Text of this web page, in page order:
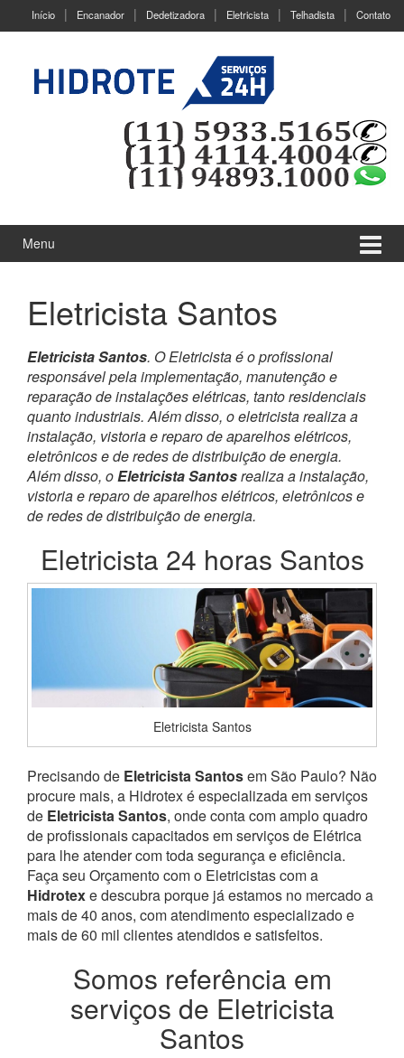
Início Encanador Dedetizadora Eletricista Telhadista Contato
Menu
Eletricista Santos
Eletricista Santos. O Eletricista é o profissional
responsável pela implementação, manutenção e
reparação de instalações elétricas, tanto residenciais
quanto industriais. Além disso, o eletricista realiza a
instalação, vistoria e reparo de aparelhos elétricos,
eletrônicos e de redes de distribuição de energia.
Além disso, oEletricista Santosrealiza a instalação,
vistoria e reparo de aparelhos elétricos, eletrônicos e
de redes de distribuição de energia.
Eletricista 24 horas Santos
Eletricista Santos
Precisando de Eletricista Santosem São Paulo? Não
procure mais, a Hidrotex é especializada em serviços
de Eletricista Santos, onde conta com amplo quadro
de profissionais capacitados em serviços de Elétrica
para lhe atender com toda segurança e eficiência.
Faça seu Orçamento com o Eletricistas com a
Hidrotexe descubra porque já estamos no mercado a
mais de 40 anos, com atendimento especializado e
mais de 60 mil clientes atendidos e satisfeitos.
Somos referência em
serviços de Eletricista
Santos